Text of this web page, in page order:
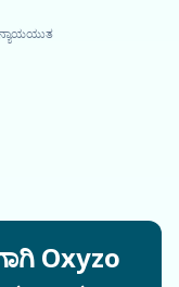
Oxyzo